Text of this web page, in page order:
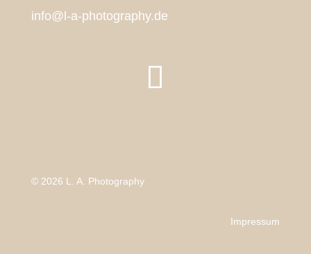
info@l-a-photography.de
© 2026 L. A. Photography
Impressum